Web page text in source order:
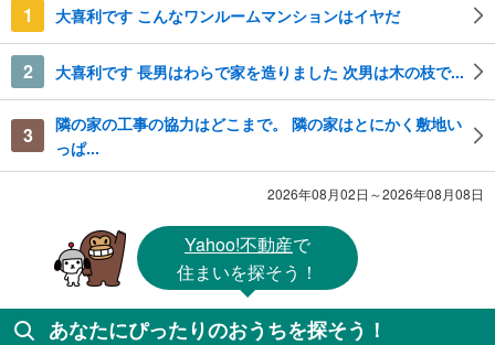
1 大喜利です こんなワンルームマンションはイヤだ
2 大喜利です 長男はわらで家を造りました 次男は木の枝で...
3
隣の家の工事の協力はどこまで。 隣の家はとにかく敷地い
っぱ...
2026年08月02日～2026年08月08日
Yahoo!不動産で
住まいを探そう！
あなたにぴったりのおうちを探そう！